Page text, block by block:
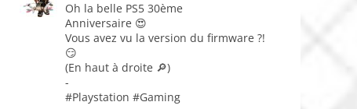
Oh la belle PS5 30ème
Anniversaire 😍
Vous avez vu la version du firmware ?!
😏
(En haut à droite 🔎)
-
#Playstation #Gaming